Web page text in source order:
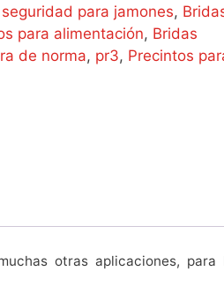
para jamones,
para alimentación, Bridas
de norma, pr3, Precintos
otras aplicaciones, para